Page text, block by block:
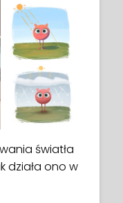
światła
działa ono w